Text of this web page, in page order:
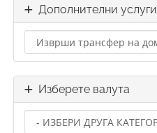
Дополнителни услуги
Изберете валута